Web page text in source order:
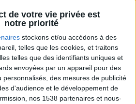
de votre vie privée est
notre priorité
stockons et/ou accédons à des
telles que les cookies, et traitons
telles que des identifiants uniques et
envoyées par un appareil pour des
personnalisés, des mesures de publicité
d'audience et le développement de
nos 1538 partenaires et nous-
de confiture ?
: puis-je remplacer
pâtes?
la portion jambon de
durs ?
avec un plan de repas qui
soir si gros ?